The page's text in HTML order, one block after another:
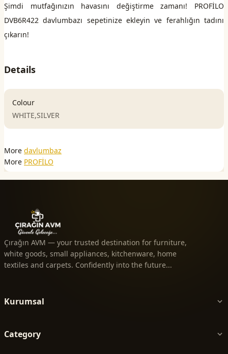
Şimdi mutfağınızın havasını değiştirme zamanı! PROFİLO
DVB6R422 davlumbazı sepetinize ekleyin ve ferahlığın tadını
çıkarın!
Details
Colour
WHITE,SILVER
More davlumbaz
More PROFİLO
Çırağın AVM — your trusted destination for furniture,
white goods, small appliances, kitchenware, home
textiles and carpets. Confidently into the future...
Kurumsal
Category